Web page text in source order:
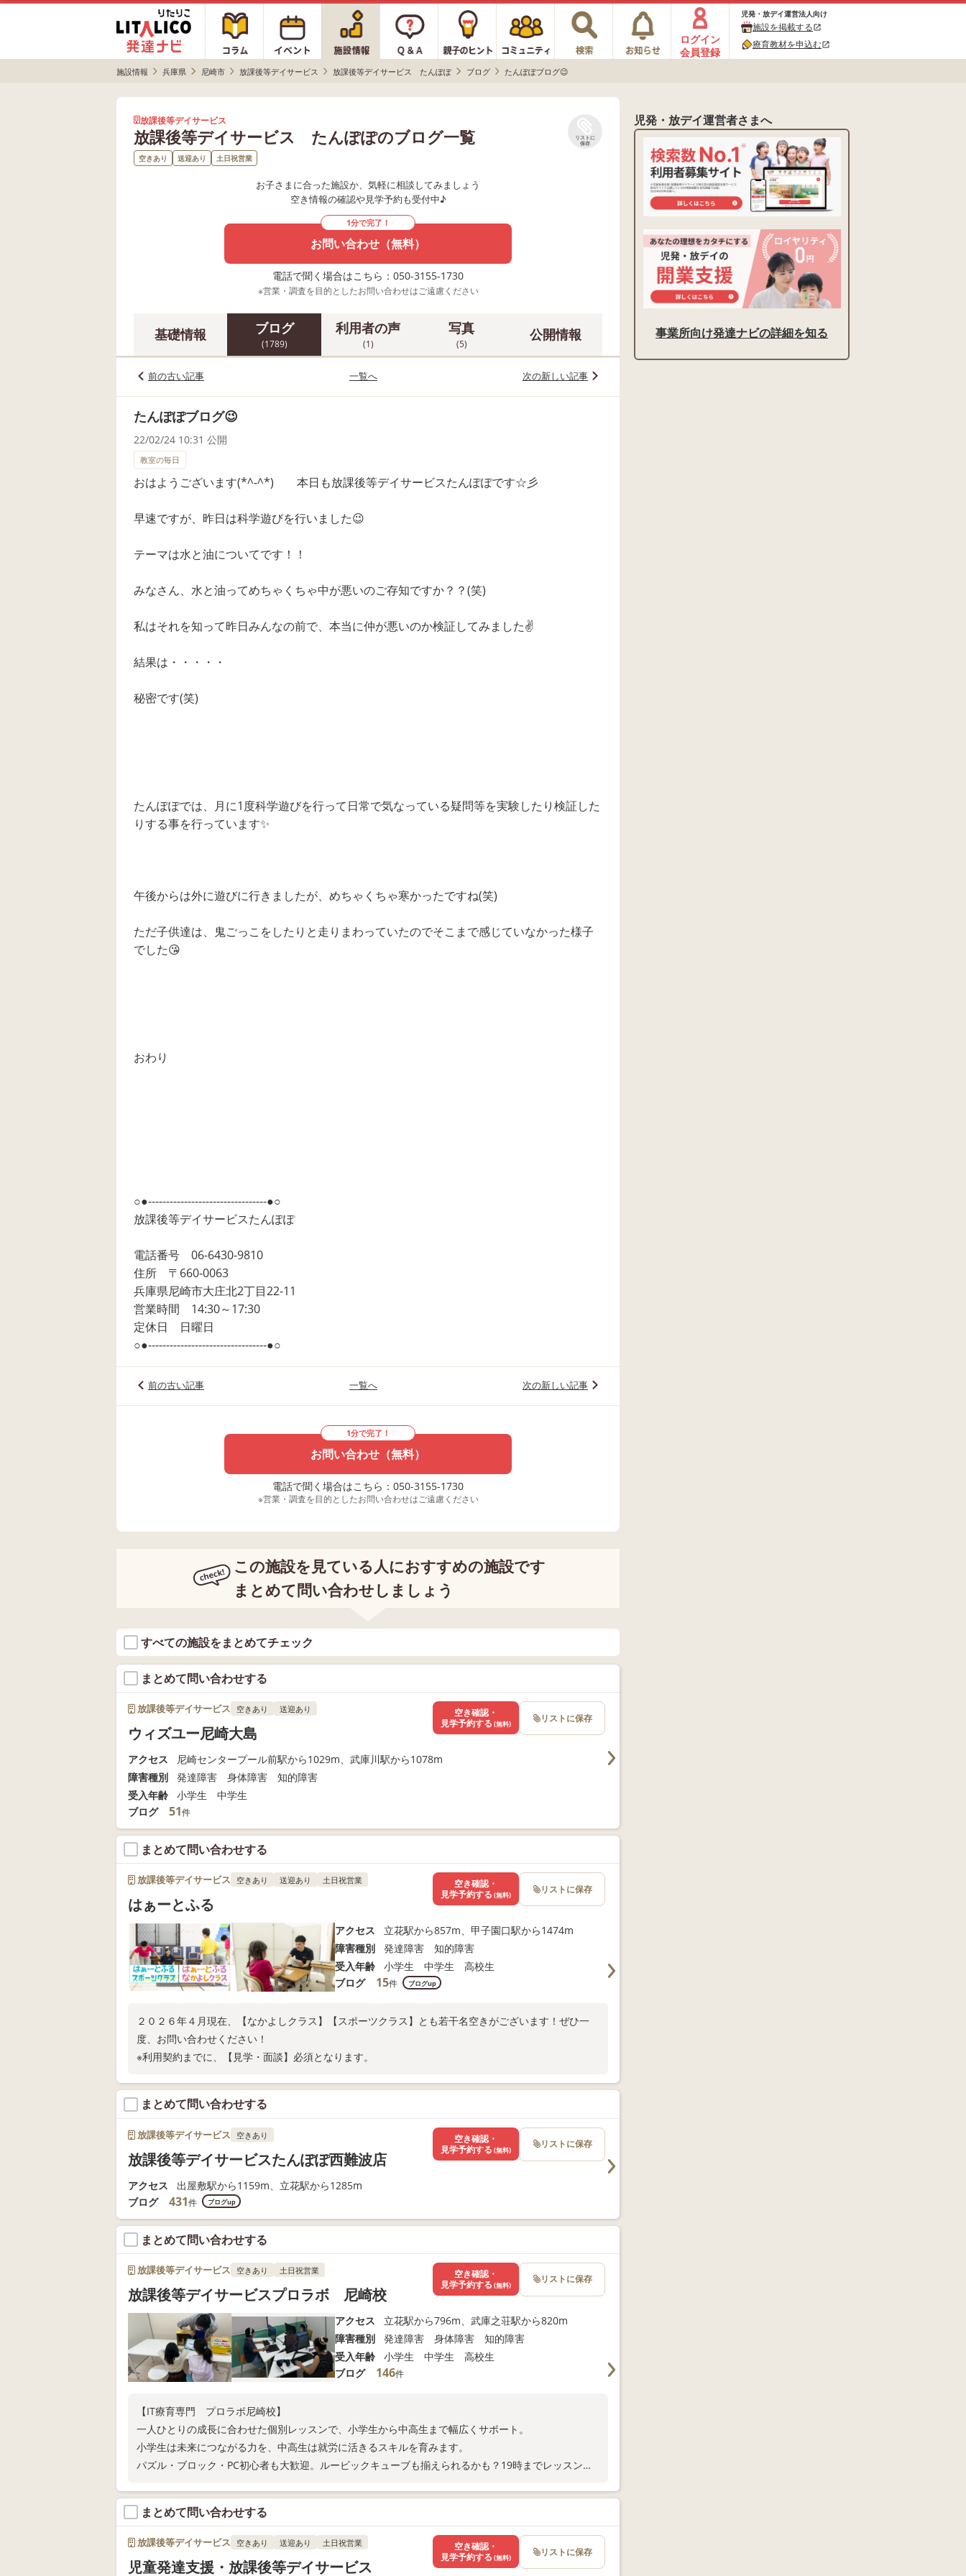
ログイン
会員登録
児発・放デイ運営法人向け
施設を掲載するopen_in_new
療育教材を申込むopen_in_new
施設情報 兵庫県 尼崎市 放課後等デイサービス 放課後等デイサービス たんぽぽ ブログ たんぽぽブログ😉
放課後等デイサービス
放課後等デイサービス たんぽぽのブログ一覧
リストに
保存
空きあり 送迎あり 土日祝営業
お子さまに合った施設か、気軽に相談してみましょう
空き情報の確認や見学予約も受付中♪
1分で完了！
お問い合わせ（無料）
電話で聞く場合はこちら：050-3155-1730
※営業・調査を目的としたお問い合わせはご遠慮ください
基礎情報 ブログ
(1789)
利用者の声
(1)
写真
(5)
公開情報
前の古い記事 一覧へ 次の新しい記事
たんぽぽブログ😉
22/02/24 10:31 公開
教室の毎日
おはようございます(*^-^*) 本日も放課後等デイサービスたんぽぽです☆彡
早速ですが、昨日は科学遊びを行いました😉
テーマは水と油についてです！！
みなさん、水と油ってめちゃくちゃ中が悪いのご存知ですか？？(笑)
私はそれを知って昨日みんなの前で、本当に仲が悪いのか検証してみました✌
結果は・・・・・
秘密です(笑)
たんぽぽでは、月に1度科学遊びを行って日常で気なっている疑問等を実験したり検証した
りする事を行っています✨
午後からは外に遊びに行きましたが、めちゃくちゃ寒かったですね(笑)
ただ子供達は、鬼ごっこをしたりと走りまわっていたのでそこまで感じていなかった様子
でした😘
おわり
○●---------------------------------●○
放課後等デイサービスたんぽぽ
電話番号 06-6430-9810
住所 〒660-0063
兵庫県尼崎市大庄北2丁目22-11
営業時間 14:30～17:30
定休日 日曜日
○●---------------------------------●○
前の古い記事 一覧へ 次の新しい記事
1分で完了！
お問い合わせ（無料）
電話で聞く場合はこちら：050-3155-1730
※営業・調査を目的としたお問い合わせはご遠慮ください
この施設を見ている人におすすめの施設です
まとめて問い合わせしましょう
すべての施設をまとめてチェック
まとめて問い合わせする
放課後等デイサービス 空きあり 送迎あり
ウィズユー尼崎大島
アクセス
尼崎センタープール前駅から1029m、武庫川駅から1078m
障害種別
発達障害 身体障害 知的障害
受入年齢
小学生 中学生
ブログ
51件
空き確認・
見学予約する (無料) リストに保存
まとめて問い合わせする
放課後等デイサービス 空きあり 送迎あり 土日祝営業
はぁーとふる
アクセス
立花駅から857m、甲子園口駅から1474m
障害種別
発達障害 知的障害
受入年齢
小学生 中学生 高校生
ブログ
15件 ブログup
２０２６年４月現在、【なかよしクラス】【スポーツクラス】とも若干名空きがございます！ぜひ一
度、お問い合わせください！
※利用契約までに、【見学・面談】必須となります。
空き確認・
見学予約する (無料) リストに保存
まとめて問い合わせする
放課後等デイサービス 空きあり
放課後等デイサービスたんぽぽ西難波店
アクセス
出屋敷駅から1159m、立花駅から1285m
ブログ
431件 ブログup
空き確認・
見学予約する (無料) リストに保存
まとめて問い合わせする
放課後等デイサービス 空きあり 土日祝営業
放課後等デイサービスプロラボ 尼崎校
アクセス
立花駅から796m、武庫之荘駅から820m
障害種別
発達障害 身体障害 知的障害
受入年齢
小学生 中学生 高校生
ブログ
146件
【IT療育専門 プロラボ尼崎校】
一人ひとりの成長に合わせた個別レッスンで、小学生から中高生まで幅広くサポート。
小学生は未来につながる力を、中高生は就労に活きるスキルを育みます。
パズル・ブロック・PC初心者も大歓迎。ルービックキューブも揃えられるかも？19時までレッスン
空き確認・
見学予約する (無料) リストに保存
まとめて問い合わせする
放課後等デイサービス 空きあり 送迎あり 土日祝営業
児童発達支援・放課後等デイサービス
空き確認・
見学予約する (無料) リストに保存
児発・放デイ運営者さまへ
事業所向け発達ナビの詳細を知る